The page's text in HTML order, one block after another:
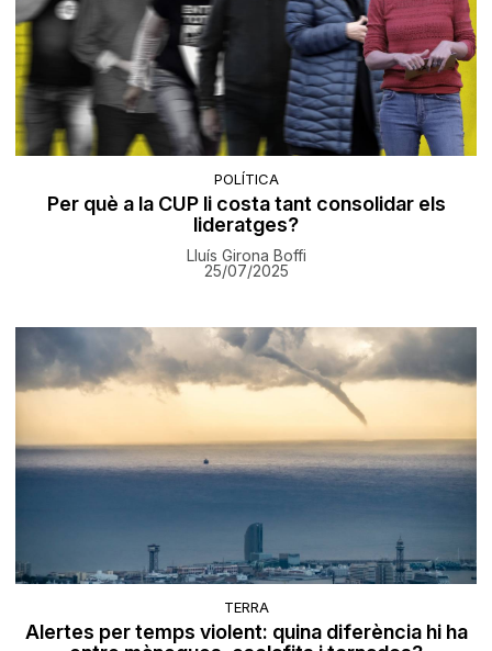
POLÍTICA
Per què a la CUP li costa tant consolidar els
lideratges?
Lluís Girona Boffi
25/07/2025
TERRA
Alertes per temps violent: quina diferència hi ha